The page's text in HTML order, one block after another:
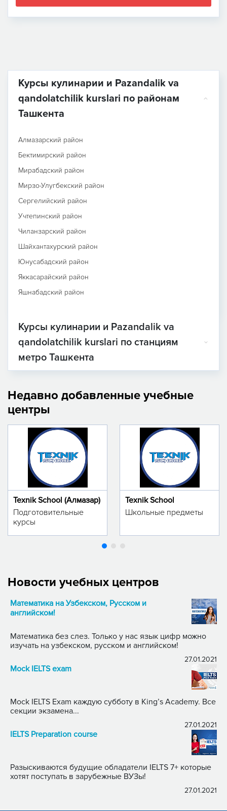
Курсы кулинарии и Pazandalik va
qandolatchilik kurslari по районам
Ташкента
Алмазарский район
Бектимирский район
Мирабадский район
Мирзо-Улугбекский район
Сергелийский район
Учтепинский район
Чиланзарский район
Шайхантахурский район
Юнусабадский район
Яккасарайский район
Яшнабадский район
Курсы кулинарии и Pazandalik va
qandolatchilik kurslari по станциям
метро Ташкента
Недавно добавленные учебные
центры
Texnik School (Алмазар)
Подготовительные
курсы
Texnik School
Школьные предметы
Новости учебных центров
Математика на Узбекском, Русском и
английском!
Математика без слез. Только у нас язык цифр можно
изучать на узбекском, русском и английском!
27.01.2021
Mock IELTS exam
Mock IELTS Exam каждую субботу в King’s Academy. Все
секции экзамена...
27.01.2021
IELTS Preparation course
Разыскиваются будущие обладатели IELTS 7+ которые
хотят поступать в зарубежные ВУЗы!
27.01.2021